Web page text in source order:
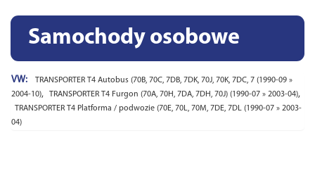
Samochody osobowe
VW:
TRANSPORTER T4 Autobus (70B, 70C, 7DB, 7DK, 70J, 70K, 7DC, 7 (1990-09 »
2004-10), TRANSPORTER T4 Furgon (70A, 70H, 7DA, 7DH, 70J) (1990-07 » 2003-04),
TRANSPORTER T4 Platforma / podwozie (70E, 70L, 70M, 7DE, 7DL (1990-07 » 2003-
04)